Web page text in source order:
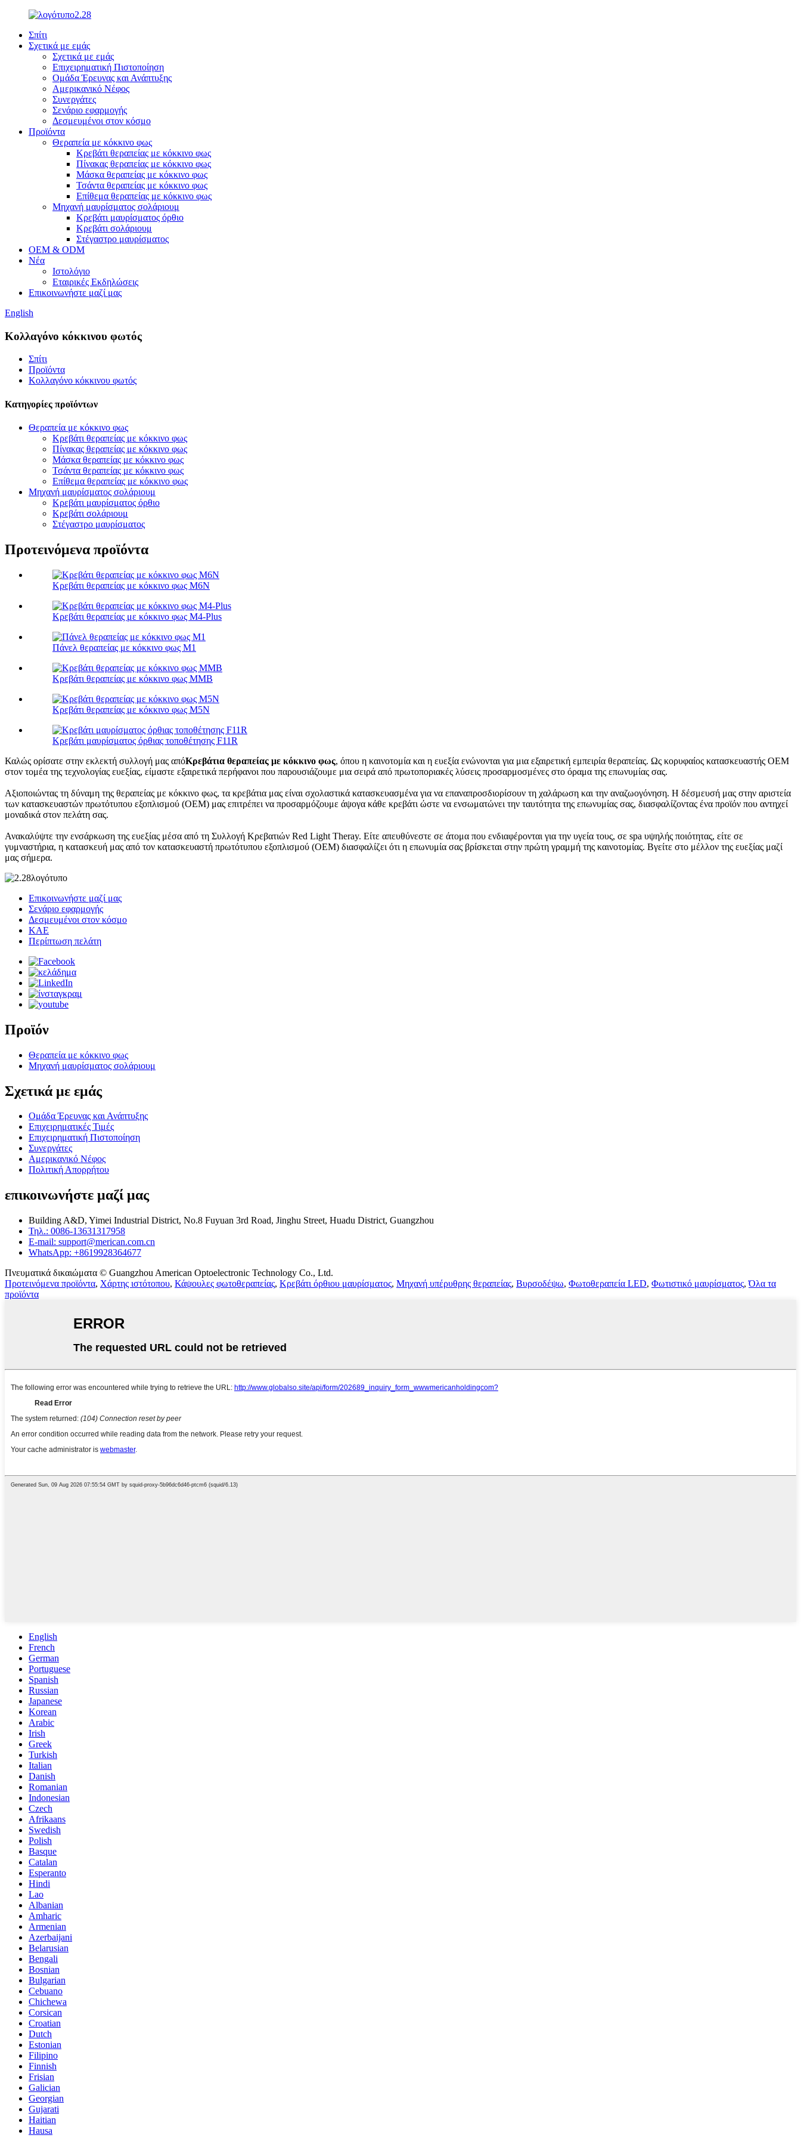
Σπίτι
Σχετικά με εμάς
Σχετικά με εμάς
Επιχειρηματική Πιστοποίηση
Ομάδα Έρευνας και Ανάπτυξης
Αμερικανικό Νέφος
Συνεργάτες
Σενάριο εφαρμογής
Δεσμευμένοι στον κόσμο
Προϊόντα
Θεραπεία με κόκκινο φως
Κρεβάτι θεραπείας με κόκκινο φως
Πίνακας θεραπείας με κόκκινο φως
Μάσκα θεραπείας με κόκκινο φως
Τσάντα θεραπείας με κόκκινο φως
Επίθεμα θεραπείας με κόκκινο φως
Μηχανή μαυρίσματος σολάριουμ
Κρεβάτι μαυρίσματος όρθιο
Κρεβάτι σολάριουμ
Στέγαστρο μαυρίσματος
OEM & ODM
Νέα
Ιστολόγιο
Εταιρικές Εκδηλώσεις
Επικοινωνήστε μαζί μας
English
Κολλαγόνο κόκκινου φωτός
Σπίτι
Προϊόντα
Κολλαγόνο κόκκινου φωτός
Κατηγορίες προϊόντων
Θεραπεία με κόκκινο φως
Κρεβάτι θεραπείας με κόκκινο φως
Πίνακας θεραπείας με κόκκινο φως
Μάσκα θεραπείας με κόκκινο φως
Τσάντα θεραπείας με κόκκινο φως
Επίθεμα θεραπείας με κόκκινο φως
Μηχανή μαυρίσματος σολάριουμ
Κρεβάτι μαυρίσματος όρθιο
Κρεβάτι σολάριουμ
Στέγαστρο μαυρίσματος
Προτεινόμενα προϊόντα
Κρεβάτι θεραπείας με κόκκινο φως M6N
Κρεβάτι θεραπείας με κόκκινο φως M4-Plus
Πάνελ θεραπείας με κόκκινο φως M1
Κρεβάτι θεραπείας με κόκκινο φως MMB
Κρεβάτι θεραπείας με κόκκινο φως M5N
Κρεβάτι μαυρίσματος όρθιας τοποθέτησης F11R
Καλώς ορίσατε στην εκλεκτή συλλογή μας απόΚρεβάτια θεραπείας με κόκκινο φως, όπου η καινοτομία και η ευεξία ενώνονται για μια εξαιρετική εμπειρία θεραπείας. Ως κορυφαίος κατασκευαστής OEM
στον τομέα της τεχνολογίας ευεξίας, είμαστε εξαιρετικά περήφανοι που παρουσιάζουμε μια σειρά από πρωτοποριακές λύσεις προσαρμοσμένες στο όραμα της επωνυμίας σας.
Αξιοποιώντας τη δύναμη της θεραπείας με κόκκινο φως, τα κρεβάτια μας είναι σχολαστικά κατασκευασμένα για να επαναπροσδιορίσουν τη χαλάρωση και την αναζωογόνηση. Η δέσμευσή μας στην αριστεία
των κατασκευαστών πρωτότυπου εξοπλισμού (OEM) μας επιτρέπει να προσαρμόζουμε άψογα κάθε κρεβάτι ώστε να ενσωματώνει την ταυτότητα της επωνυμίας σας, διασφαλίζοντας ένα προϊόν που αντηχεί
μοναδικά στον πελάτη σας.
Ανακαλύψτε την ενσάρκωση της ευεξίας μέσα από τη Συλλογή Κρεβατιών Red Light Theray. Είτε απευθύνεστε σε άτομα που ενδιαφέρονται για την υγεία τους, σε spa υψηλής ποιότητας, είτε σε
γυμναστήρια, η κατασκευή μας από τον κατασκευαστή πρωτότυπου εξοπλισμού (OEM) διασφαλίζει ότι η επωνυμία σας βρίσκεται στην πρώτη γραμμή της καινοτομίας. Βγείτε στο μέλλον της ευεξίας μαζί
μας σήμερα.
Επικοινωνήστε μαζί μας
Σενάριο εφαρμογής
Δεσμευμένοι στον κόσμο
ΚΑΕ
Περίπτωση πελάτη
Προϊόν
Θεραπεία με κόκκινο φως
Μηχανή μαυρίσματος σολάριουμ
Σχετικά με εμάς
Ομάδα Έρευνας και Ανάπτυξης
Επιχειρηματικές Τιμές
Επιχειρηματική Πιστοποίηση
Συνεργάτες
Αμερικανικό Νέφος
Πολιτική Απορρήτου
επικοινωνήστε μαζί μας
Building A&D, Yimei Industrial District, No.8 Fuyuan 3rd Road, Jinghu Street, Huadu District, Guangzhou
Τηλ.: 0086-13631317958
E-mail: support@merican.com.cn
WhatsApp: +8619928364677
Πνευματικά δικαιώματα © Guangzhou American Optoelectronic Technology Co., Ltd.
Προτεινόμενα προϊόντα, Χάρτης ιστότοπου, Κάψουλες φωτοθεραπείας, Κρεβάτι όρθιου μαυρίσματος, Μηχανή υπέρυθρης θεραπείας, Βυρσοδέψω, Φωτοθεραπεία LED, Φωτιστικό μαυρίσματος,Όλα τα
προϊόντα
English
French
German
Portuguese
Spanish
Russian
Japanese
Korean
Arabic
Irish
Greek
Turkish
Italian
Danish
Romanian
Indonesian
Czech
Afrikaans
Swedish
Polish
Basque
Catalan
Esperanto
Hindi
Lao
Albanian
Amharic
Armenian
Azerbaijani
Belarusian
Bengali
Bosnian
Bulgarian
Cebuano
Chichewa
Corsican
Croatian
Dutch
Estonian
Filipino
Finnish
Frisian
Galician
Georgian
Gujarati
Haitian
Hausa